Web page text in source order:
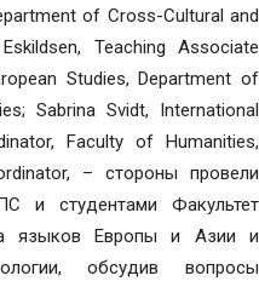
of Cross-Cultural and
Teaching Associate
Studies, Department of
Sabrina Svidt, International
Faculty of Humanities,
– стороны провели
и студентами Факультет
языков Европы и Азии и
обсудив вопросы